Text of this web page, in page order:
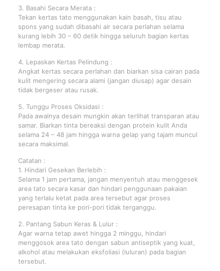
3. Basahi Secara Merata :
Tekan kertas tato menggunakan kain basah, tisu atau
spons yang sudah dibasahi air secara perlahan selama
kurang lebih 30 – 60 detik hingga seluruh bagian kertas
lembap merata.
4. Lepaskan Kertas Pelindung :
Angkat kertas secara perlahan dan biarkan sisa cairan pada
kulit mengering secara alami (jangan diusap) agar desain
tidak bergeser atau rusak.
5. Tunggu Proses Oksidasi :
Pada awalnya desain mungkin akan terlihat transparan atau
samar. Biarkan tinta bereaksi dengan protein kulit Anda
selama 24 – 48 jam hingga warna gelap yang tajam muncul
secara maksimal.
Catatan :
1. Hindari Gesekan Berlebih :
Selama 1 jam pertama, jangan menyentuh atau menggesek
area tato secara kasar dan hindari penggunaan pakaian
yang terlalu ketat pada area tersebut agar proses
peresapan tinta ke pori-pori tidak terganggu.
2. Pantang Sabun Keras & Lulur :
Agar warna tetap awet hingga 2 minggu, hindari
menggosok area tato dengan sabun antiseptik yang kuat,
alkohol atau melakukan eksfoliasi (luluran) pada bagian
tersebut.